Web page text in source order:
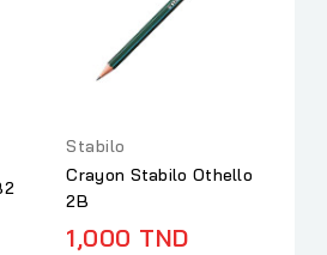
Stabilo
Crayon Stabilo Othello
2B
1,000 TND